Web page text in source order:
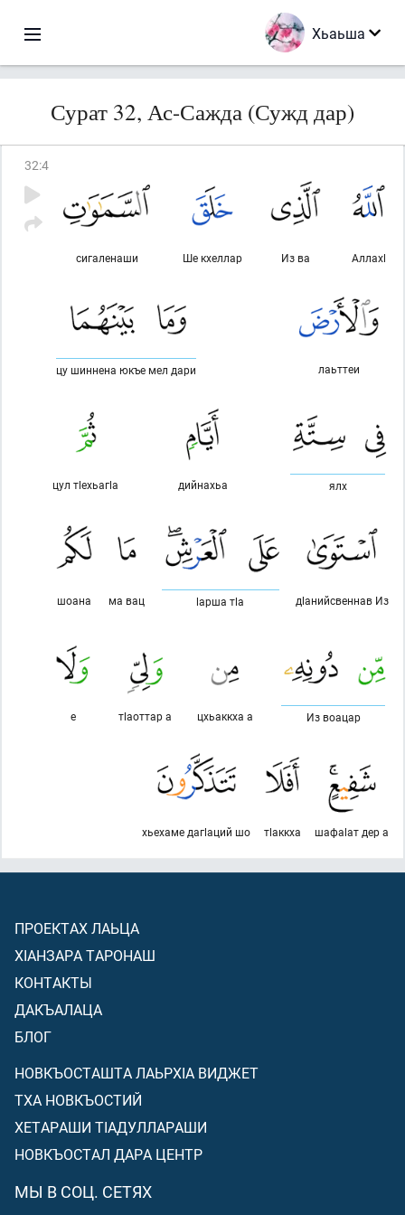
Хьаьша
Сурат 32, Ас-Сажда (Сужд дар)
32:4
Аллахl
Из ва
Ше кхеллар
сигаленаши
лаьттеи
цу шиннена юкъе мел дари
ялх
дийнахьа
цул тlехьагlа
дlанийсвеннав Из
lарша тlа
ма вац
шоана
Из воацар
цхьаккха а
тlаоттар а
е
шафаlат дер а
тlаккха
хьехаме дагlаций шо
ПРОЕКТАХ ЛАЬЦА
ХIАНЗАРА ТАРОНАШ
КОНТАКТЫ
ДАКЪАЛАЦА
БЛОГ
НОВКЪОСТАШТА ЛАЬРХIА ВИДЖЕТ
ТХА НОВКЪОСТИЙ
ХЕТАРАШИ ТIАДУЛЛАРАШИ
НОВКЪОСТАЛ ДАРА ЦЕНТР
МЫ В СОЦ. СЕТЯХ